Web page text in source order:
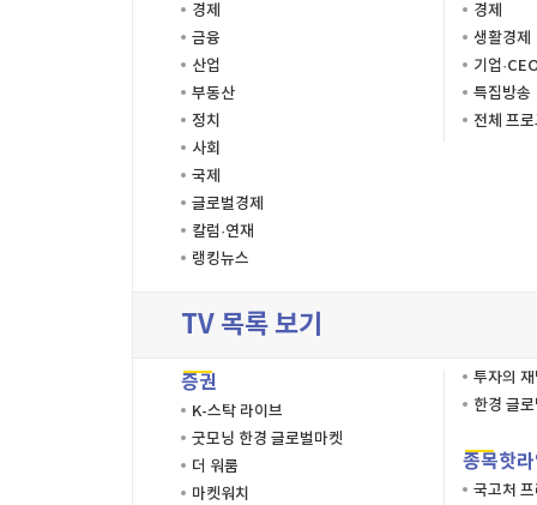
경제
금융
산업
부동산
정치
사회
국제
글로벌경제
칼럼·연재
랭킹뉴스
경제
생활경제
기업
특집방송
전체 프
TV 목록 보기
증권
K-스탁 라이브
굿모닝 한경 글로벌마켓
더 워룸
마켓워치
투자의
한경 글
종목핫
국고처